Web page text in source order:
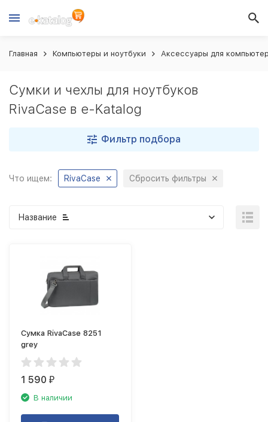
Главная Компьютеры и ноутбуки Аксессуары для
Сумки и чехлы для ноутбуков
RivaCase в e-Katalog
Фильтр подбора
Что ищем: RivaCase Сбросить фильтры
Название
Сумка RivaCase 8251
grey
1 590₽
В наличии